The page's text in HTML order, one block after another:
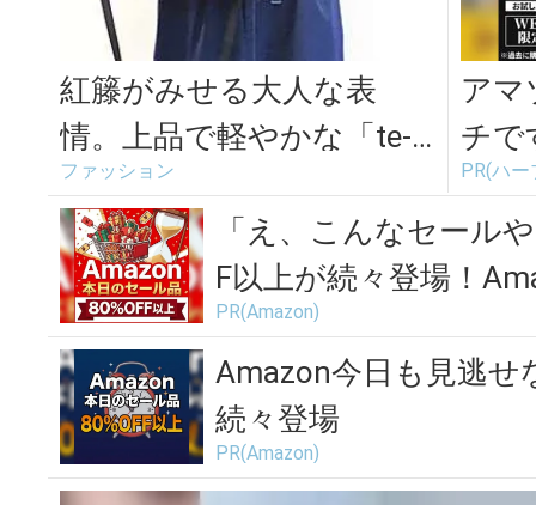
紅籐がみせる大人な表
情。上品で軽やかな「te-t
ote」のショルダーかごバ
ッグ
ファッション
アマ
チで
PR(ハ
「え、こんなセール
F以上が続々登場！
PR(Amazon)
Amazon今日も見逃せ
続々登場
PR(Amazon)